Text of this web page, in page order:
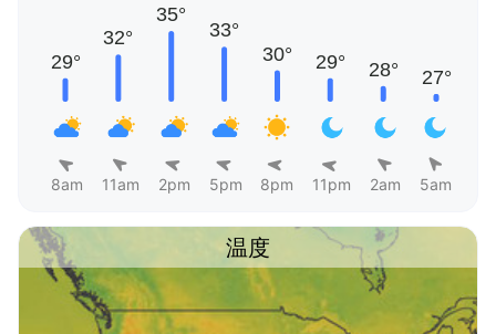
8am 11am 2pm 5pm 8pm 11pm 2am 5am
温度